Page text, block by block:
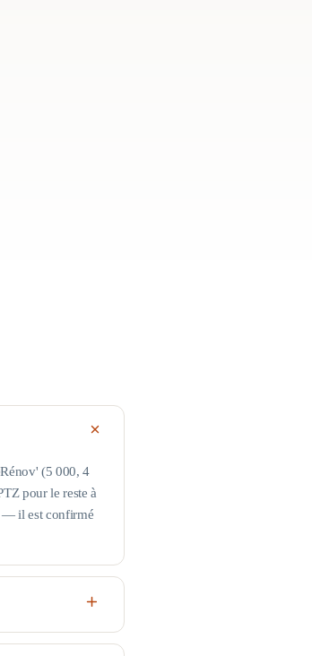
(5 000, 4
pour le reste à
— il est confirmé
: les besoins